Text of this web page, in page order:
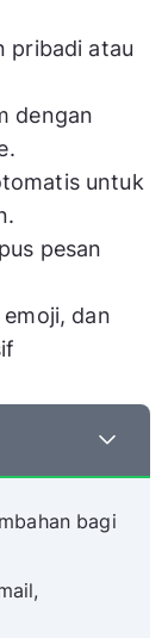
pribadi atau
dengan
untuk
pesan
emoji, dan
bagi